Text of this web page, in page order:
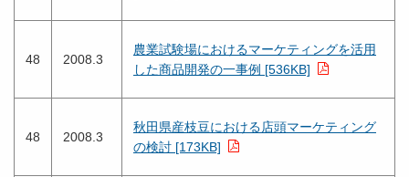
48 2008.3
農業試験場におけるマーケティングを活用
した商品開発の一事例 [536KB]
48 2008.3
秋田県産枝豆における店頭マーケティング
の検討 [173KB]